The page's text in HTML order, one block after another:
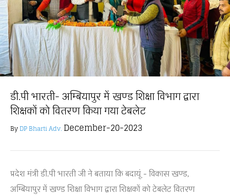
डी.पी भारती- अम्बियापुर में खण्ड शिक्षा विभाग द्वारा
शिक्षकों को वितरण किया गया टेबलेट
ByDP Bharti Adv. December-20-2023
प्रदेश मंत्री डी.पी भारती जी ने बताया कि बदायूं - विकास खण्ड,
अम्बियापुर में खण्ड शिक्षा विभाग द्वारा शिक्षकों को टेबलेट वितरण